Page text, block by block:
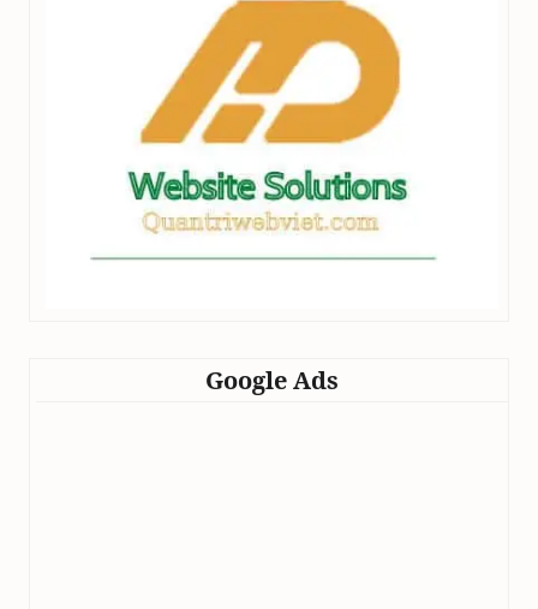
Google Ads